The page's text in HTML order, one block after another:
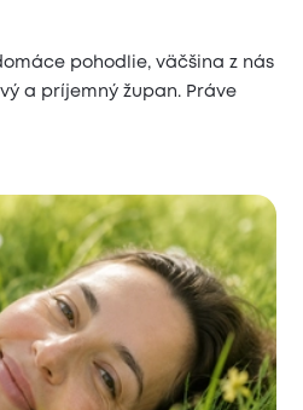
pohodlie, väčšina z nás
a príjemný župan. Práve